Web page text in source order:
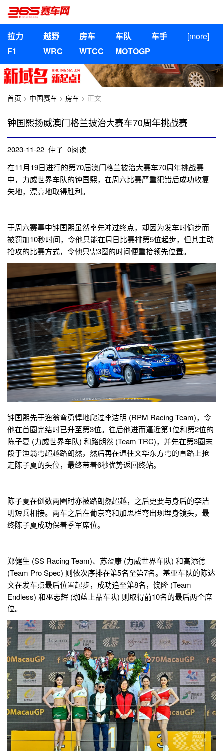
拉力 越野 房车 车队 车手
[more]
F1
WRC WTCC MOTOGP
首页 > 中国赛车 > 房车 > 正文
钟国熙扬威澳门格兰披治大赛车70周年挑战赛
2023-11-22 仲子 0阅读
在11月19日进行的第70届澳门格兰披治大赛车70周年挑战赛
中，力威世界车队的钟国熙，在周六比赛严重犯错后成功收复
失地，漂亮地取得胜利。
于周六赛事中钟国熙虽然率先冲过终点，却因为发车时偷步而
被罚加10秒时间，令他只能在周日比赛排第5位起步，但其主动
抢攻的比赛方式，令他只需3圈的时间便重拾领先位置。
钟国熙先于渔翁弯勇悍地爬过李洁明 (RPM Racing Team)，令
他在首圈完结时已升至第3位。往后他进而逼近第1位和第2位的
陈子夏 (力威世界车队) 和路朗然 (Team TRC)，并先在第3圈末
段于渔翁弯超越路朗然，然后再在通往文华东方弯的直路上抢
走陈子夏的头位，最终带着6秒优势返回终站。
陈子夏在倒数两圈时亦被路朗然超越，之后更要与身后的李洁
明短兵相接。两车之后在葡京弯和加思栏弯出现埋身镜头，最
终陈子夏成功保着季军席位。
郑健生 (SS Racing Team)、苏盈康 (力威世界车队) 和高添德
(Team Pro Spec) 则依次序排在第5名至第7名。基亚车队的陈达
文在发车点最后位置起步，成功追至第8名，饶隆 (Team
Endless) 和巫志辉 (珈蓝上品车队) 则取得前10名的最后两个席
位。